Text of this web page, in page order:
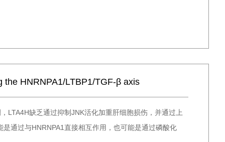
HNRNPA1/LTBP1/TGF-β axis
LTA4H缺乏通过抑制JNK活化加重肝细胞损伤，并通过上
通过与HNRNPA1直接相互作用，也可能是通过磷酸化